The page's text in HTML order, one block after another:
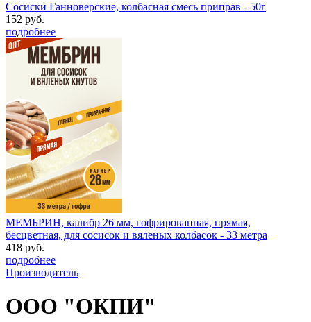
Сосиски Ганноверские, колбасная смесь приправ - 50г
152 руб.
подробнее
МЕМБРИН, калибр 26 мм, гофрированная, прямая,
бесцветная, для сосисок и вяленых колбасок - 33 метра
418 руб.
подробнее
Производитель
ООО "ОКПИ"